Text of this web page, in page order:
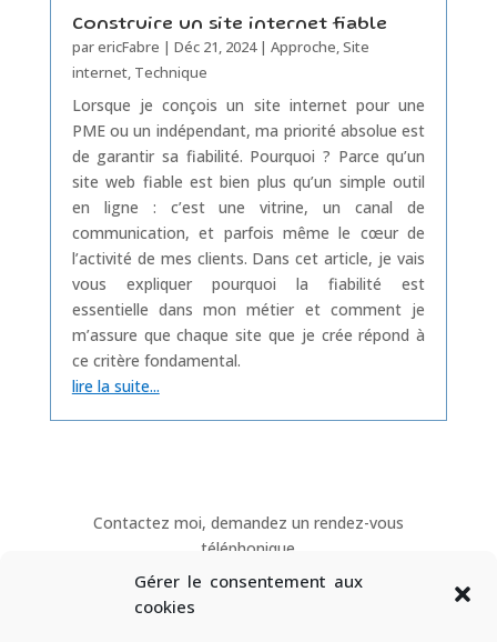
Gérer le consentement aux
cookies
Construire un site internet fiable
parericFabre | Déc 21, 2024| Approche,Site
internet, Technique
Lorsque je conçois un site internet pour une
PME ou un indépendant, ma priorité absolue est
de garantir sa fiabilité. Pourquoi ? Parce qu’un
site web fiable est bien plus qu’un simple outil
en ligne : c’est une vitrine, un canal de
communication, et parfois même le cœur de
l’activité de mes clients. Dans cet article, je vais
vous expliquer pourquoi la fiabilité est
essentielle dans mon métier et comment je
m’assure que chaque site que je crée répond à
ce critère fondamental.
lire la suite...
Contactez moi, demandez un rendez-vous
téléphonique